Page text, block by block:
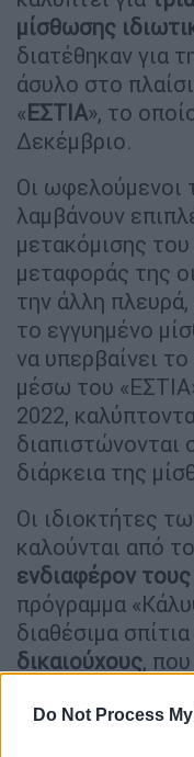
Do Not Process
μίσθωσης
διατέθηκαν για
άσυλο στο
«ΕΣΤΙΑ», το
Δεκέμβριο.
Οι ωφελούμενοι
λαμβάνουν
μετακόμισης του
μεταφοράς της
την άλλη
το εγγυημένο
να υπερβαίνει
μέσω του
2022,
διαπιστώνονται
διάρκεια της
Οι ιδιοκτήτες
καλούνται από
ενδιαφέρον τους
πρόγραμμα
διαθέσιμα
δικαιούχους,